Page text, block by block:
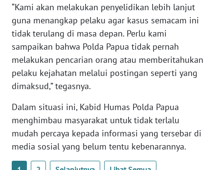
“Kami akan melakukan penyelidikan lebih lanjut
guna menangkap pelaku agar kasus semacam ini
tidak terulang di masa depan. Perlu kami
sampaikan bahwa Polda Papua tidak pernah
melakukan pencarian orang atau memberitahukan
pelaku kejahatan melalui postingan seperti yang
dimaksud,” tegasnya.
Dalam situasi ini, Kabid Humas Polda Papua
menghimbau masyarakat untuk tidak terlalu
mudah percaya kepada informasi yang tersebar di
media sosial yang belum tentu kebenarannya.
SULBAR
WN
SUMBAR
SUMSEL
WN
BENGKULU